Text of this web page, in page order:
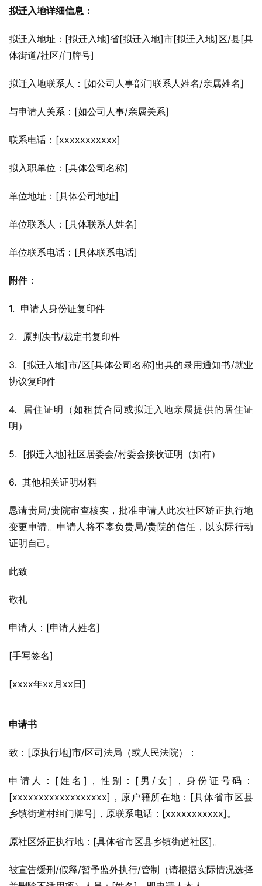
拟迁入地详细信息：
拟迁入地址：[拟迁入地]省[拟迁入地]市[拟迁入地]区/县[具
体街道/社区/门牌号]
拟迁入地联系人：[如公司人事部门联系人姓名/亲属姓名]
与申请人关系：[如公司人事/亲属关系]
联系电话：[xxxxxxxxxxx]
拟入职单位：[具体公司名称]
单位地址：[具体公司地址]
单位联系人：[具体联系人姓名]
单位联系电话：[具体联系电话]
附件：
1.  申请人身份证复印件
2.  原判决书/裁定书复印件
3.  [拟迁入地]市/区[具体公司名称]出具的录用通知书/就业
协议复印件
4.  居住证明（如租赁合同或拟迁入地亲属提供的居住证
明）
5.  [拟迁入地]社区居委会/村委会接收证明（如有）
6.  其他相关证明材料
恳请贵局/贵院审查核实，批准申请人此次社区矫正执行地
变更申请。申请人将不辜负贵局/贵院的信任，以实际行动
证明自己。
此致
敬礼
申请人：[申请人姓名]
[手写签名]
[xxxx年xx月xx日]
申请书
致：[原执行地]市/区司法局（或人民法院）：
申请人：[姓名]，性别：[男/女]，身份证号码：
[xxxxxxxxxxxxxxxxxx]，原户籍所在地：[具体省市区县
乡镇街道村组门牌号]，原联系电话：[xxxxxxxxxxx]。
原社区矫正执行地：[具体省市区县乡镇街道社区]。
被宣告缓刑/假释/暂予监外执行/管制（请根据实际情况选择